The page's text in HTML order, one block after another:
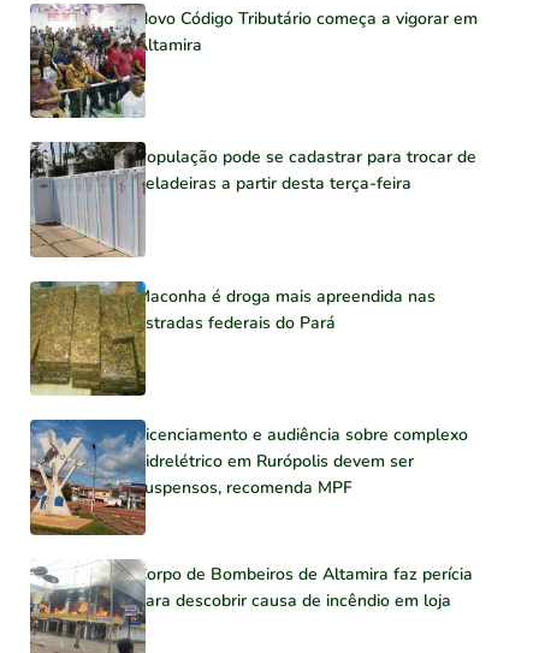
Novo Código Tributário começa a vigorar em
Altamira
População pode se cadastrar para trocar de
geladeiras a partir desta terça-feira
Maconha é droga mais apreendida nas
estradas federais do Pará
Licenciamento e audiência sobre complexo
hidrelétrico em Rurópolis devem ser
suspensos, recomenda MPF
Corpo de Bombeiros de Altamira faz perícia
para descobrir causa de incêndio em loja